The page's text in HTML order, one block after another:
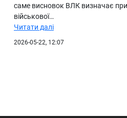
саме висновок ВЛК визначає
військової…
Читати далі
2026-05-22, 12:07